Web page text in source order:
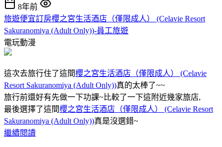
8年前
旅遊便宜訂房櫻之宮生活酒店（僅限成人） (Celavie Resort
Sakuranomiya (Adult Only))-員工旅遊
電玩動漫
這次去旅行住了這間櫻之宮生活酒店（僅限成人） (Celavie
Resort Sakuranomiya (Adult Only))真的太棒了~~
旅行前還好有先做一下功課~比較了一下這附近幾家旅店,
最後選擇了這間櫻之宮生活酒店（僅限成人） (Celavie Resort
Sakuranomiya (Adult Only))真是沒選錯~
繼續閱讀